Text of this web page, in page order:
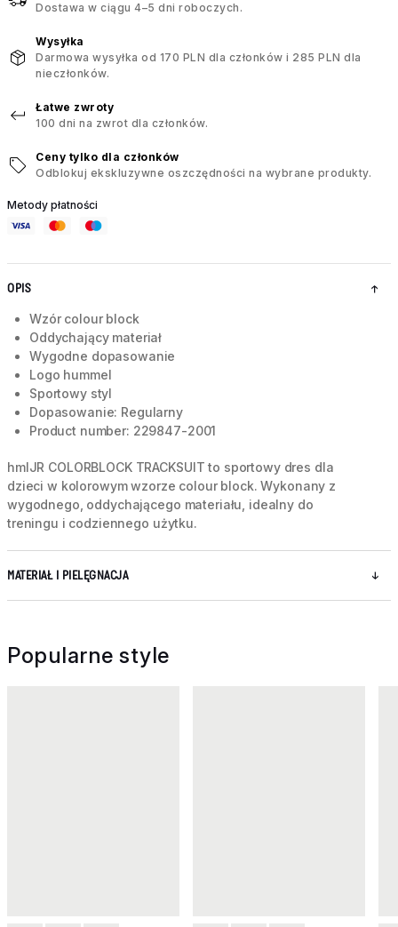
Dostawa w ciągu 4–5 dni roboczych.
Wysyłka
Darmowa wysyłka od 170 PLN dla członków i 285 PLN dla
nieczłonków.
Łatwe zwroty
100 dni na zwrot dla członków.
Ceny tylko dla członków
Odblokuj ekskluzywne oszczędności na wybrane produkty.
Metody płatności
OPIS
Wzór colour block
Oddychający materiał
Wygodne dopasowanie
Logo hummel
Sportowy styl
Dopasowanie: Regularny
Product number: 229847-2001
hmlJR COLORBLOCK TRACKSUIT to sportowy dres dla
dzieci w kolorowym wzorze colour block. Wykonany z
wygodnego, oddychającego materiału, idealny do
treningu i codziennego użytku.
MATERIAŁ I PIELĘGNACJA
Popularne style